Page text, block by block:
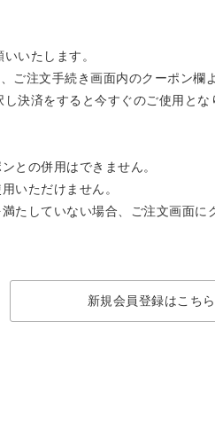
いたします。
ご注文手続き画面内のクーポン欄
決済をすると今すぐのご使用とな
との併用はできません。
いただけません。
たしていない場合、ご注文画面に
新規会員登録はこちら